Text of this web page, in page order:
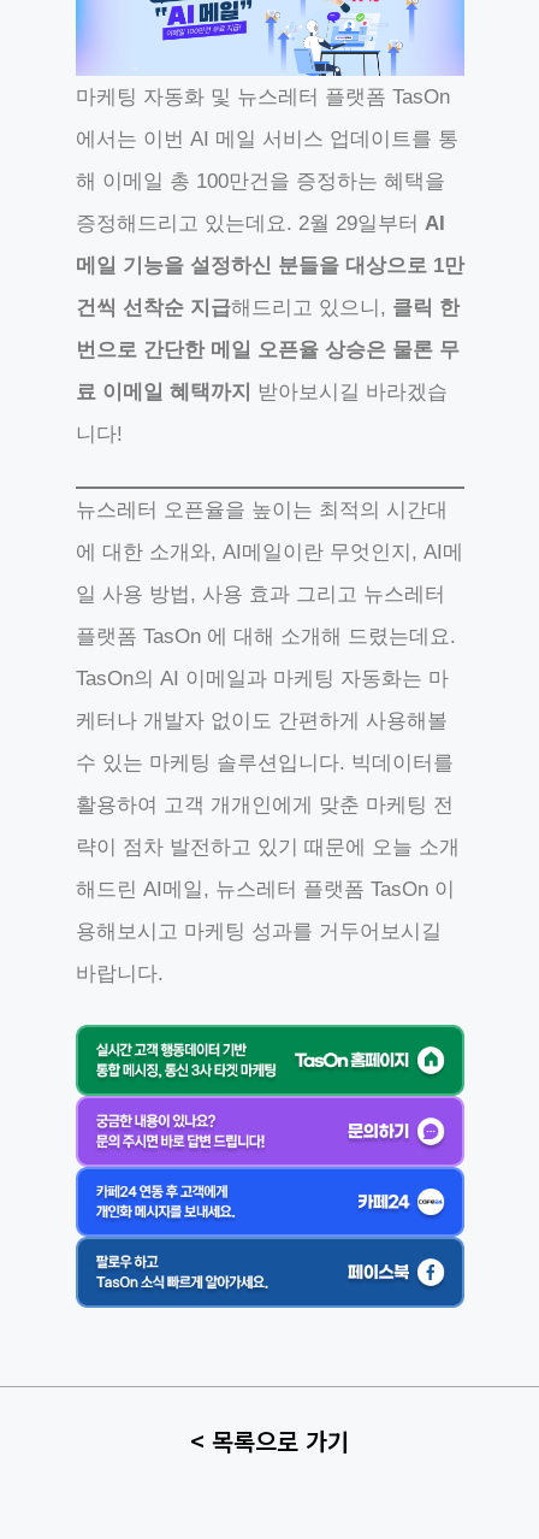
마케팅 자동화 및 뉴스레터 플랫폼 TasOn
에서는 이번 AI 메일 서비스 업데이트를 통
해 이메일 총 100만건을 증정하는 혜택을
증정해드리고 있는데요. 2월 29일부터 AI
메일 기능을 설정하신 분들을 대상으로 1만
건씩 선착순 지급해드리고 있으니, 클릭 한
번으로 간단한 메일 오픈율 상승은 물론 무
료 이메일 혜택까지
받아보시길 바라겠습
니다!
뉴스레터 오픈율을 높이는 최적의 시간대
에 대한 소개와, AI메일이란 무엇인지, AI메
일 사용 방법, 사용 효과 그리고 뉴스레터
플랫폼 TasOn 에 대해 소개해 드렸는데요.
TasOn의 AI 이메일과 마케팅 자동화는 마
케터나 개발자 없이도 간편하게 사용해볼
수 있는 마케팅 솔루션입니다. 빅데이터를
활용하여 고객 개개인에게 맞춘 마케팅 전
략이 점차 발전하고 있기 때문에 오늘 소개
해드린 AI메일, 뉴스레터 플랫폼 TasOn 이
용해보시고 마케팅 성과를 거두어보시길
바랍니다.
< 목록으로 가기